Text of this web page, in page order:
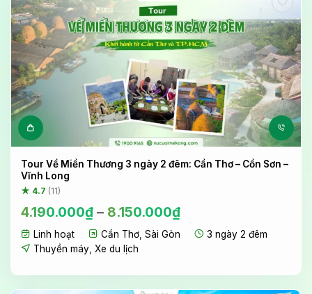
Sản phẩm này có nhiều
Tour Về Miền Thương 3 ngày 2 đêm: Cần Thơ – Cồn Sơn –
Vĩnh Long
★ 4.7 (11)
4.190.000₫– 8.150.000₫
Linh hoạt Cần Thơ, Sài Gòn
3 ngày 2 đêm
Thuyền máy, Xe du lịch